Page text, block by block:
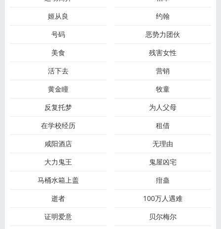
姬从良
约翰
号码
恶势力团伙
美食
残害女性
活下去
营销
黄金瞳
牧童
反复托梦
为人父母
在学校经历
租借
咸阳酒店
无理由
大力鬼王
鬼屋凶宅
马桶水箱上盖
疳蛊
逝者
100万人遇难
证明爱意
贝尔梅尔